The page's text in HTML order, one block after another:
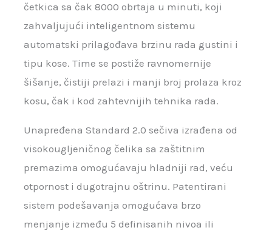
četkica sa čak 8000 obrtaja u minuti, koji
zahvaljujući inteligentnom sistemu
automatski prilagođava brzinu rada gustini i
tipu kose. Time se postiže ravnomernije
šišanje, čistiji prelazi i manji broj prolaza kroz
kosu, čak i kod zahtevnijih tehnika rada.
Unapređena Standard 2.0 sečiva izrađena od
visokougljeničnog čelika sa zaštitnim
premazima omogućavaju hladniji rad, veću
otpornost i dugotrajnu oštrinu. Patentirani
sistem podešavanja omogućava brzo
menjanje između 5 definisanih nivoa ili